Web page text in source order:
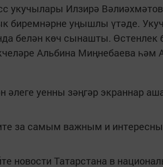
укучылары Илзирә
биремнәрне уңышлы үтәде.
белән көч сынашты. Өстенлек
Альбина Миңнебаева һәм
әлеге уенны зәңгәр экраннар
за самым важным и
новости Татарстана в